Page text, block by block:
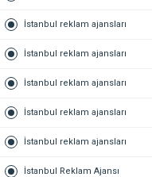
İstanbul reklam ajansları
İstanbul reklam ajansları
İstanbul reklam ajansları
İstanbul reklam ajansları
İstanbul reklam ajansları
İstanbul Reklam Ajansı